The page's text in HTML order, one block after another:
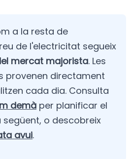
a la resta de
de l'electricitat segueix
mercat majorista. Les
provenen directament
cada dia. Consulta
demà per planificar el
o descobreix
avui.